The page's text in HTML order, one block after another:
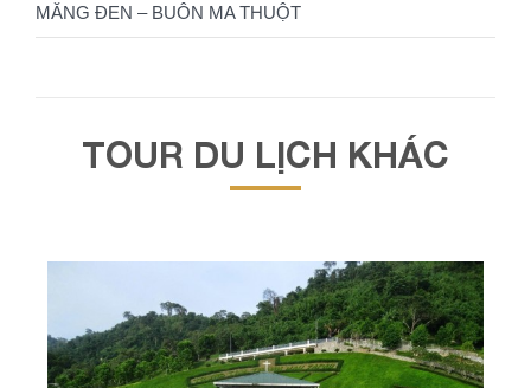
MĂNG ĐEN – BUÔN MA THUỘT
TOUR DU LỊCH KHÁC